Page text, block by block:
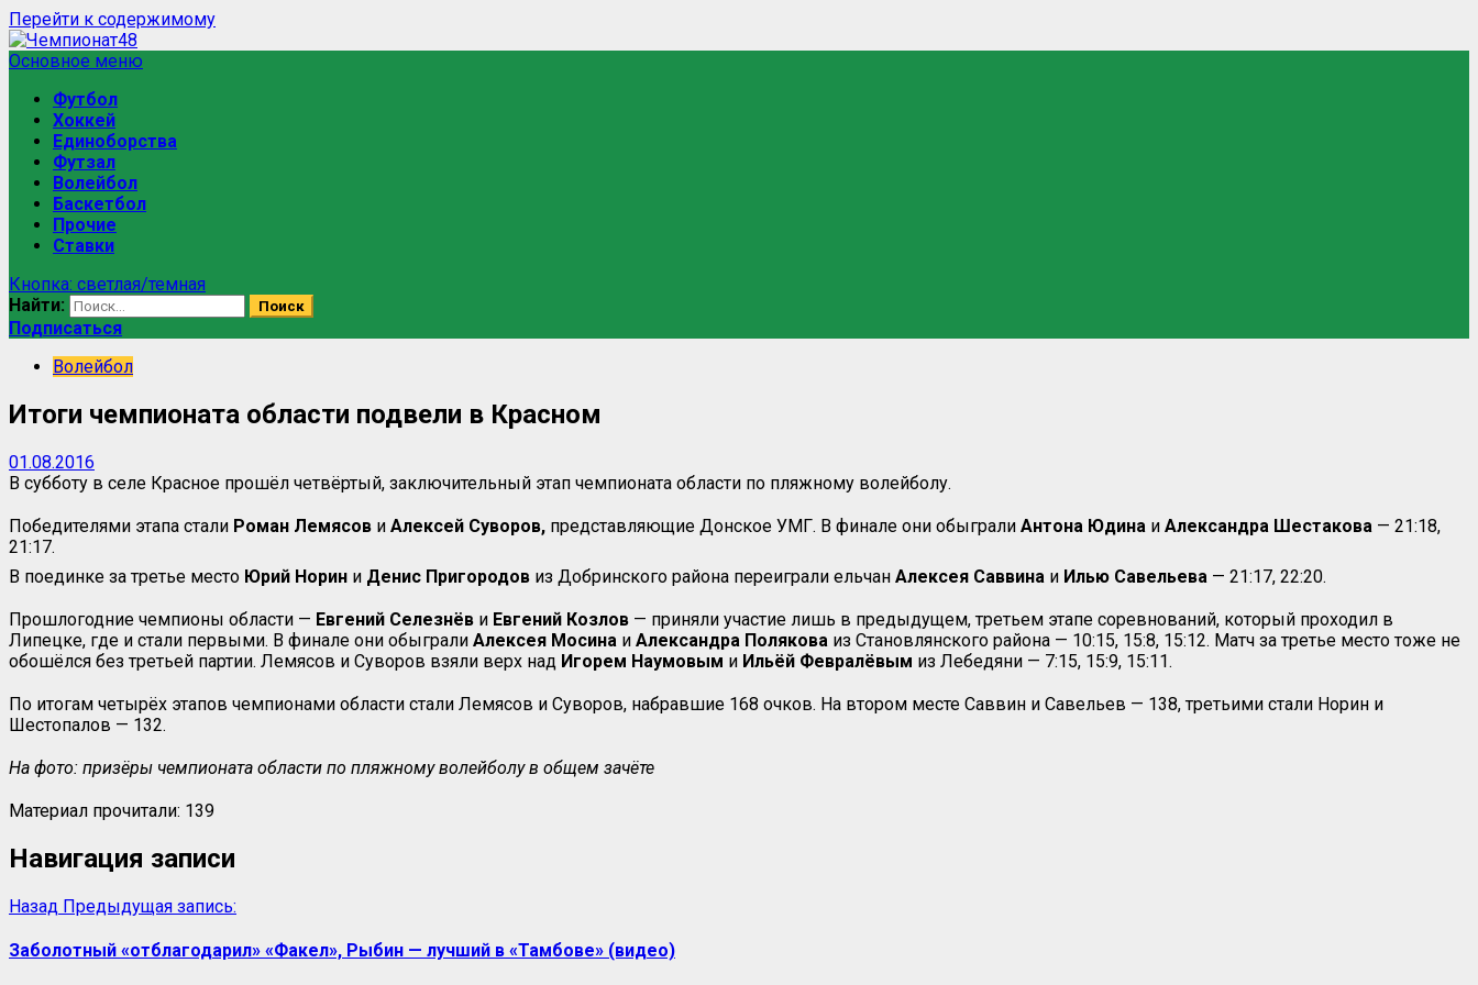
Перейти к содержимому
Основное меню
Футбол
Хоккей
Единоборства
Футзал
Волейбол
Баскетбол
Прочие
Ставки
Кнопка: светлая/темная
Найти:
Подписаться
Волейбол
Итоги чемпионата области подвели в Красном
01.08.2016
В субботу в селе Красное прошёл четвёртый, заключительный этап чемпионата области по пляжному волейболу.
Победителями этапа стали Роман Лемясов и Алексей Суворов, представляющие Донское УМГ. В финале они обыграли Антона Юдина и Александра Шестакова — 21:18,
21:17.
В поединке за третье место Юрий Норин и Денис Пригородов из Добринского района переиграли ельчан Алексея Саввина и Илью Савельева — 21:17, 22:20.
Прошлогодние чемпионы области — Евгений Селезнёв и Евгений Козлов — приняли участие лишь в предыдущем, третьем этапе соревнований, который проходил в
Липецке, где и стали первыми. В финале они обыграли Алексея Мосина и Александра Полякова из Становлянского района — 10:15, 15:8, 15:12. Матч за третье место тоже не
обошёлся без третьей партии. Лемясов и Суворов взяли верх над Игорем Наумовым и Ильёй Февралёвым из Лебедяни — 7:15, 15:9, 15:11.
По итогам четырёх этапов чемпионами области стали Лемясов и Суворов, набравшие 168 очков. На втором месте Саввин и Савельев — 138, третьими стали Норин и
Шестопалов — 132.
На фото: призёры чемпионата области по пляжному волейболу в общем зачёте
Материал прочитали: 139
Навигация записи
Назад Предыдущая запись:
Заболотный «отблагодарил» «Факел», Рыбин — лучший в «Тамбове» (видео)